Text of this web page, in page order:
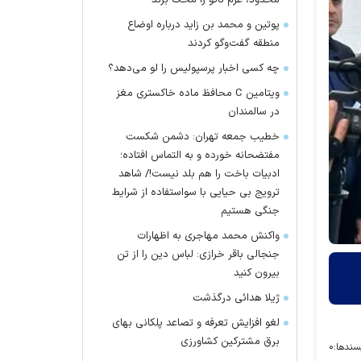
۰
پوتین و محمد بن زاید درباره اوضاع
منطقه گفت‌وگو کردند
چه کسی اخبار پرسپولیس را لو می‌دهد؟
ویتامین C محافظ ماده خاکستری مغز
در سالمندان
خطیب جمعه تهران: دشمن شکست
مفتضحانه خورده و به التماس افتاده؛
ادبیات باخت را هم بلد نیست!/ شاهد
ترویج بی حیایی با سواستفاده از شرایط
جنگی هستیم
واکنش محمد مهاجری به اظهارات
جنجالی باقر خرازی: لباس دین را از تن
بیرون کنید
ژیلا هدائی درگذشت
لغو افزایش تعرفه و تصاعد پلکانی بهای
برق مشترکین کشاورزی